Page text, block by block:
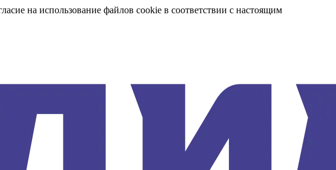
на использование файлов cookie в соответствии с настоящим